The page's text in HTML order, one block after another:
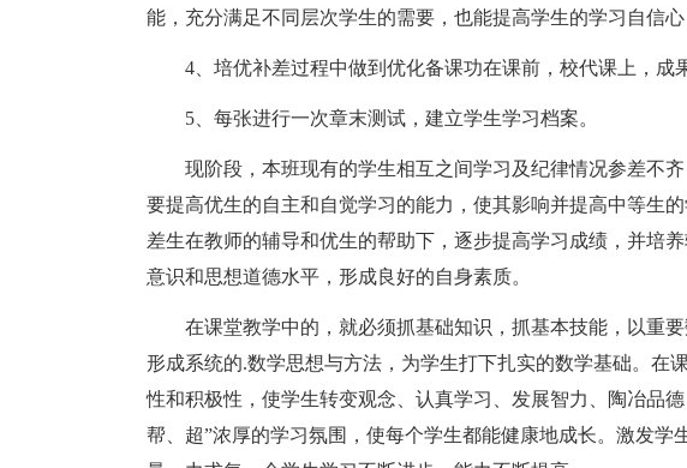
能，充分满足不同层次学生的需要，也能提高学生的学习自信心
4、培优补差过程中做到优化备课功在课前，校代课上，成果
5、每张进行一次章末测试，建立学生学习档案。
现阶段，本班现有的学生相互之间学习及纪律情况参差不齐
要提高优生的自主和自觉学习的能力，使其影响并提高中等生
差生在教师的辅导和优生的帮助下，逐步提高学习成绩，并培
意识和思想道德水平，形成良好的自身素质。
在课堂教学中的，就必须抓基础知识，抓基本技能，以重要
形成系统的.数学思想与方法，为学生打下扎实的数学基础。在
性和积极性，使学生转变观念、认真学习、发展智力、陶冶品
帮、超”浓厚的学习氛围，使每个学生都能健康地成长。激发学